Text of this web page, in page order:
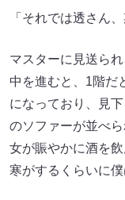
「それでは透さん
マスターに見送ら
中を進むと、1階だ
になっており、見
のソファーが並べ
女が賑やかに酒を
寒がするくらいに